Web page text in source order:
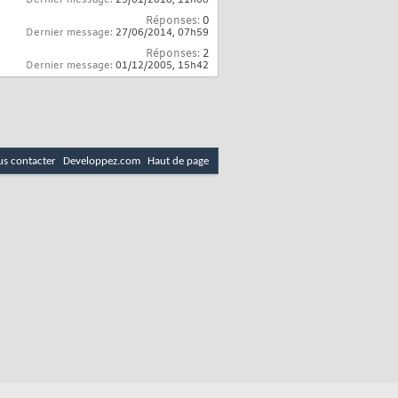
Réponses:0
Dernier message: 27/06/2014, 07h59
Réponses: 2
Dernier message: 01/12/2005, 15h42
contacter Developpez.com Haut de page